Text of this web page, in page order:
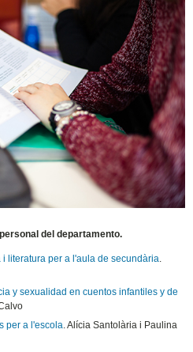
del departamento.
literatura per a l'aula de secundària.
y sexualidad en cuentos infantiles y de
per a l'escola. Alícia Santolària i Paulina